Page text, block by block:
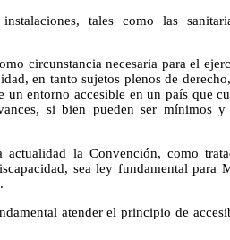
tales como las
circunstancia necesaria para el
en tanto sujetos plenos de
un entorno accesible en un país que
si bien pueden ser mínimos y
la Convención, como
sea ley fundamental para
atender el principio de